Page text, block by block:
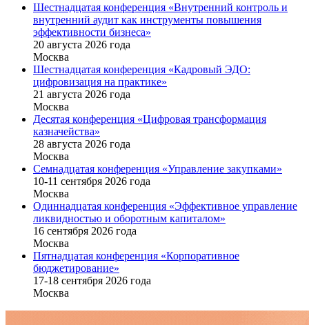
Шестнадцатая конференция «Внутренний контроль и
внутренний аудит как инструменты повышения
эффективности бизнеса»
20 августа 2026 года
Москва
Шестнадцатая конференция «Кадровый ЭДО:
цифровизация на практике»
21 августа 2026 года
Москва
Десятая конференция «Цифровая трансформация
казначейства»
28 августа 2026 года
Москва
Семнадцатая конференция «Управление закупками»
10-11 сентября 2026 года
Москва
Одиннадцатая конференция «Эффективное управление
ликвидностью и оборотным капиталом»
16 cентября 2026 года
Москва
Пятнадцатая конференция «Корпоративное
бюджетирование»
17-18 сентября 2026 года
Москва